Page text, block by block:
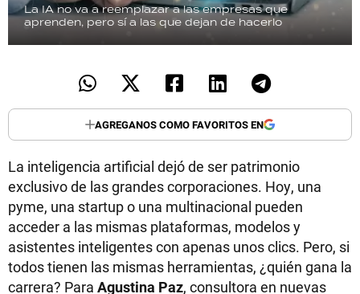
La IA no va a reemplazar a las empresas que
aprenden, pero sí a las que dejan de hacerlo
AGREGANOS COMO FAVORITOS EN
La inteligencia artificial dejó de ser patrimonio
exclusivo de las grandes corporaciones. Hoy, una
pyme, una startup o una multinacional pueden
acceder a las mismas plataformas, modelos y
asistentes inteligentes con apenas unos clics. Pero, si
todos tienen las mismas herramientas, ¿quién gana la
carrera? Para Agustina Paz, consultora en nuevas